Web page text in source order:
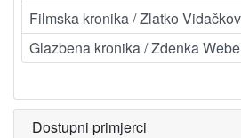
Filmska kronika / Zlatko
Glazbena kronika / Zdenka
Dostupni primjerci